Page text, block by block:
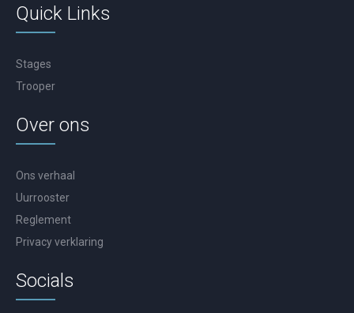
Quick Links
Stages
Trooper
Over ons
Ons verhaal
Uurrooster
Reglement
Privacy verklaring
Socials